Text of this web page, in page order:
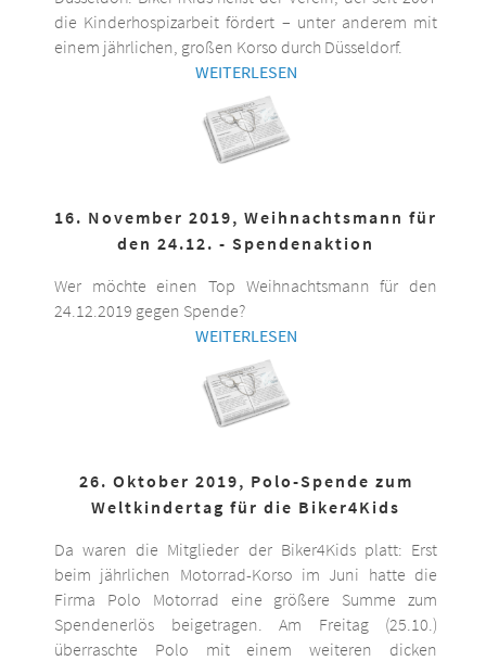
die Kinderhospizarbeit fördert – unter anderem mit
einem jährlichen, großen Korso durch Düsseldorf.
WEITERLESEN
16. November 2019, Weihnachtsmann für
den 24.12. - Spendenaktion
Wer möchte einen Top Weihnachtsmann für den
24.12.2019 gegen Spende?
WEITERLESEN
26. Oktober 2019, Polo-Spende zum
Weltkindertag für die Biker4Kids
Da waren die Mitglieder der Biker4Kids platt: Erst
beim jährlichen Motorrad-Korso im Juni hatte die
Firma Polo Motorrad eine größere Summe zum
Spendenerlös beigetragen. Am Freitag (25.10.)
überraschte Polo mit einem weiteren dicken